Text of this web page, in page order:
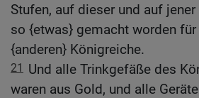
Stufen, auf dieser und auf
so {etwas} gemacht worden
{anderen} Königreiche.
21 Und alle Trinkgefäße des
waren aus Gold, und alle